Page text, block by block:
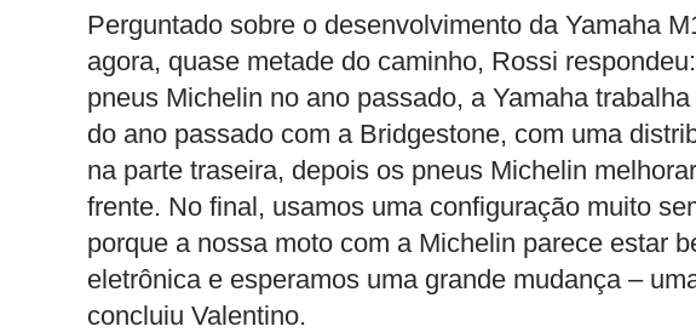
Perguntado sobre o desenvolvimento da Yamaha
agora, quase metade do caminho, Rossi
pneus Michelin no ano passado, a Yamaha
do ano passado com a Bridgestone, com uma
na parte traseira, depois os pneus Michelin
frente. No final, usamos uma configuração muito
porque a nossa moto com a Michelin parece estar
eletrônica e esperamos uma grande mudança –
concluiu Valentino.